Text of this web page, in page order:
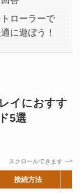
ローラーで
に遊ぼう！
イにおすす
5選
スクロールできます
接続方法